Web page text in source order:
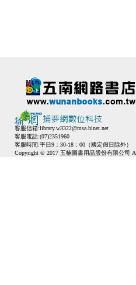
客服信箱:library.w3322@msa.hinet.net
客服電話:(07)2351960
客服時間:平日9：30-18：00（國定假日除外）
Copyright © 2017 五楠圖書用品股份有限公司